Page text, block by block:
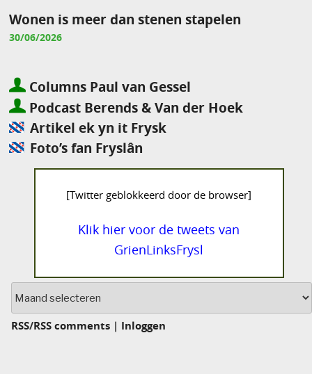
Wonen is meer dan stenen stapelen
30/06/2026
Columns Paul van Gessel
Podcast Berends & Van der Hoek
Artikel ek yn it Frysk
Foto’s fan Fryslân
[Twitter geblokkeerd door de browser]
Klik hier voor de tweets van
GrienLinksFrysl
RSS/RSS comments | Inloggen